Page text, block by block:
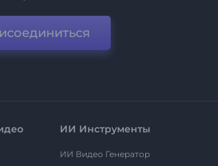
ИИ Инструменты
ИИ Видео Генератор